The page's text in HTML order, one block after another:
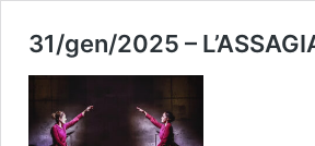
31/gen/2025 –